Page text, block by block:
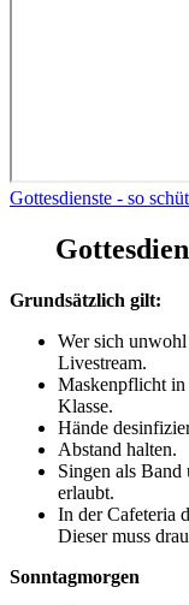
Gottesdienste - so
Grundsätzlich gilt:
Wer sich
Livestream.
Maskenpflicht in
Klasse.
Hände
Abstand halten.
Singen als
erlaubt.
In der Cafeteria
Dieser muss
Sonntagmorgen